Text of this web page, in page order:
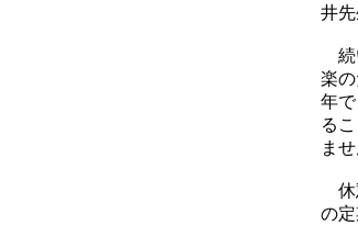
井
続
楽
年
る
ま
休
の